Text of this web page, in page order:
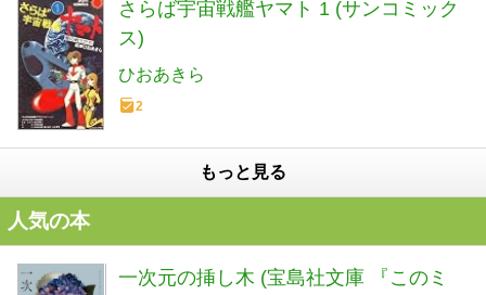
さらば宇宙戦艦ヤマト 1 (サンコミック
ス)
ひおあきら
2
もっと見る
人気の本
一次元の挿し木 (宝島社文庫 『このミ